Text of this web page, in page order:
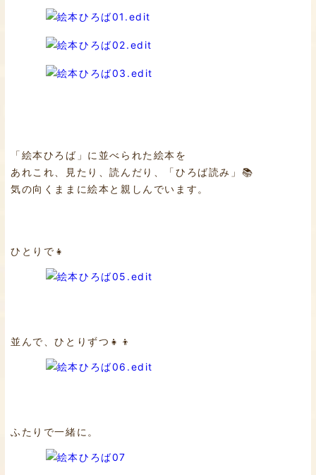
「絵本ひろば」に並べられた絵本を
あれこれ、見たり、読んだり、「ひろば読み」📚
気の向くままに絵本と親しんでいます。
ひとりで👧
並んで、ひとりずつ👧👦
ふたりで一緒に。